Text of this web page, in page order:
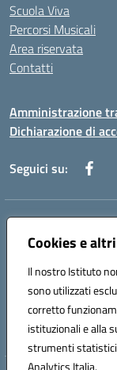
Cookies e
Il nostro Istituto
sono utilizzati
corretto
istituzionali e alla
strumenti statistici
Analytics Italia.
Scuola Viva
Percorsi Musicali
Area riservata
Contatti
Amministrazione
Dichiarazione di
Seguici su:
Indirizzo:
Centralino:089868360
Codice fiscale:
Codice meccanografico:
Codice Indice delle